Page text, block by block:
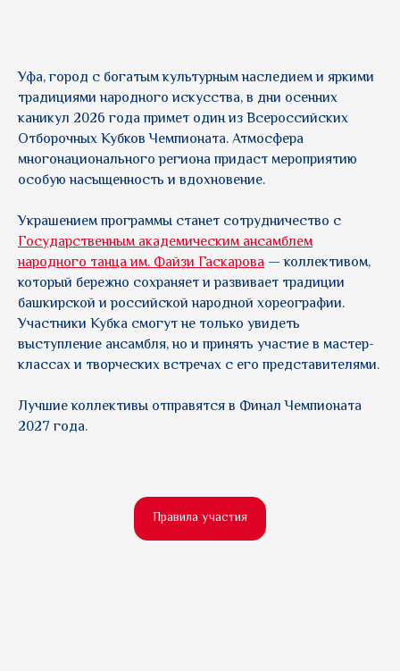
Уфа, город с богатым культурным наследием и яркими
традициями народного искусства, в дни осенних
каникул 2026 года примет один из Всероссийских
Отборочных Кубков Чемпионата. Атмосфера
многонационального региона придаст мероприятию
особую насыщенность и вдохновение.
Украшением программы станет сотрудничество с
Государственным академическим ансамблем
народного танца им. Файзи Гаскарова — коллективом,
который бережно сохраняет и развивает традиции
башкирской и российской народной хореографии.
Участники Кубка смогут не только увидеть
выступление ансамбля, но и принять участие в мастер-
классах и творческих встречах с его представителями.
Лучшие коллективы отправятся в Финал Чемпионата
2027 года.
Правила участия